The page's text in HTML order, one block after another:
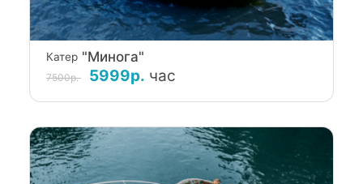
Катер"Минога"
7500р. 5999р. час